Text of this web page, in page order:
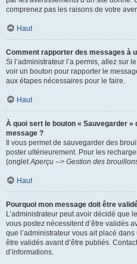
comprenez pas les raisons de votre
Haut
Comment rapporter des messages à
Si l’administrateur l’a permis, allez sur
voir un bouton pour rapporter le
aux étapes nécessaires pour le faire.
Haut
À quoi sert le bouton « Sauvegarder »
message ?
Il vous permet de sauvegarder des
poster ultérieurement. Pour les
(ongletAperçu --> Gestion des
Haut
Pourquoi mon message doit être
L’administrateur peut avoir décidé que
vous postez nécessitent d’être validés
que l’administrateur vous ait placé
être validés avant d’être publiés.
d’informations.